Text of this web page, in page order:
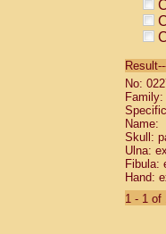
No:
Name:
Skull:
Ulna:
Fibula:
Hand:
1 - 1 of